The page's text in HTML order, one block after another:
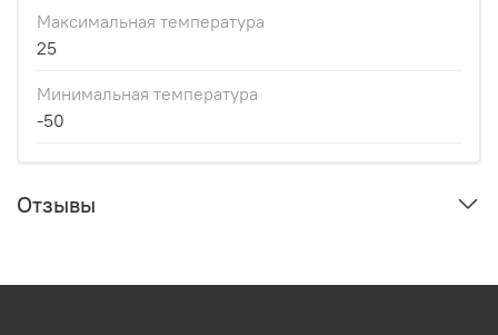
Максимальная температура
25
Минимальная температура
-50
Отзывы